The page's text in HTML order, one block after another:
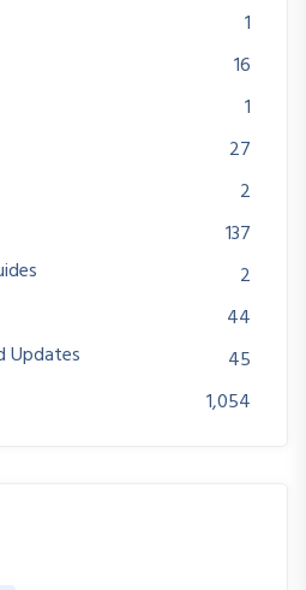
1
16
1
27
2
137
2
44
Updates
45
1,054